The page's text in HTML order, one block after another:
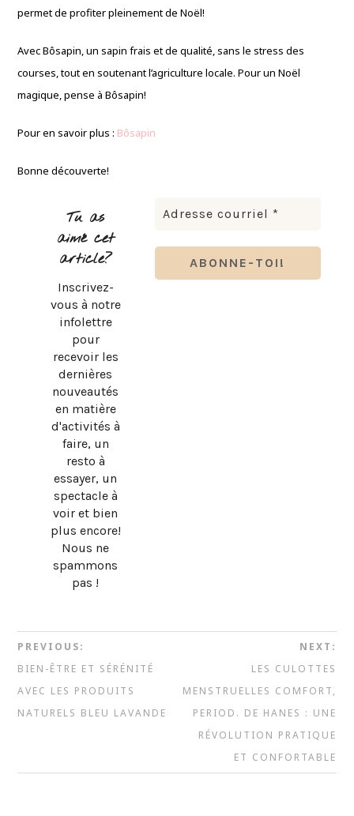
permet de profiter pleinement de Noël!
Avec Bôsapin, un sapin frais et de qualité, sans le stress des
courses, tout en soutenant l’agriculture locale. Pour un Noël
magique, pense à Bôsapin!
Pour en savoir plus : Bôsapin
Bonne découverte!
Tu as
aimé cet
article?
Inscrivez-
vous à notre
infolettre
pour
recevoir les
dernières
nouveautés
en matière
d'activités à
faire, un
resto à
essayer, un
spectacle à
voir et bien
plus encore!
Nous ne
spammons
pas !
PREVIOUS:
BIEN-ÊTRE ET SÉRÉNITÉ
AVEC LES PRODUITS
NATURELS BLEU LAVANDE
NEXT:
LES CULOTTES
MENSTRUELLES COMFORT,
PERIOD. DE HANES : UNE
RÉVOLUTION PRATIQUE
ET CONFORTABLE